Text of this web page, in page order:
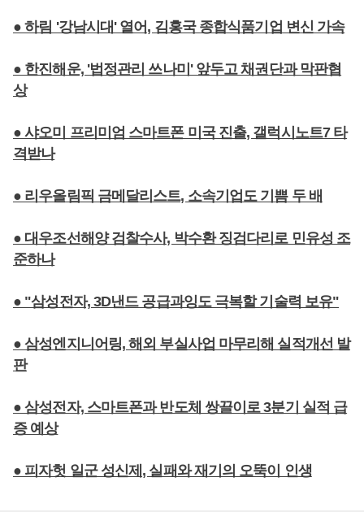
● 하림 '강남시대' 열어, 김홍국 종합식품기업 변신 가속
● 한진해운, '법정관리 쓰나미' 앞두고 채권단과 막판협
상
● 샤오미 프리미엄 스마트폰 미국 진출, 갤럭시노트7 타
격받나
● 리우올림픽 금메달리스트, 소속기업도 기쁨 두 배
● 대우조선해양 검찰수사, 박수환 징검다리로 민유성 조
준하나
● "삼성전자, 3D낸드 공급과잉도 극복할 기술력 보유"
● 삼성엔지니어링, 해외 부실사업 마무리해 실적개선 발
판
● 삼성전자, 스마트폰과 반도체 쌍끌이로 3분기 실적 급
증 예상
● 피자헛 일군 성신제, 실패와 재기의 오뚝이 인생